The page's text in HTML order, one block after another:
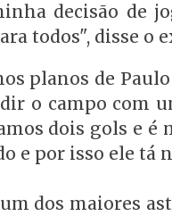
decisão de
todos", disse o
planos de
o campo com
dois gols e é
e por isso ele tá
dos maiores